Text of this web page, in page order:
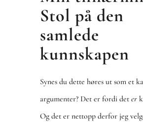
Stol på den
samlede
kunnskapen
Synes du dette høres ut som et
argumenter? Det er fordi det er
Og det er nettopp derfor jeg